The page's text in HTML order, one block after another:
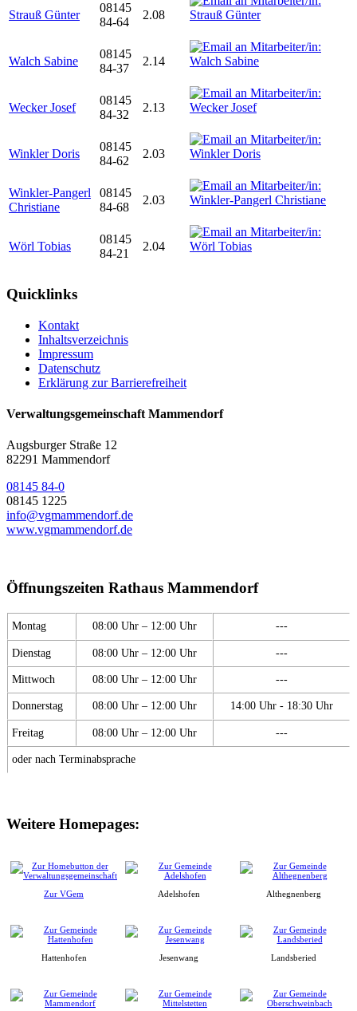
Strauß Günter
08145
84-64
2.08
Walch Sabine
08145
84-37
2.14
Wecker Josef
08145
84-32
2.13
Winkler Doris
08145
84-62
2.03
Winkler-Pangerl
Christiane
08145
84-68
2.03
Wörl Tobias
08145
84-21
2.04
Quicklinks
Kontakt
Inhaltsverzeichnis
Impressum
Datenschutz
Erklärung zur Barrierefreiheit
Verwaltungsgemeinschaft Mammendorf
Augsburger Straße 12
82291 Mammendorf
08145 84-0
08145 1225
info@vgmammendorf.de
www.vgmammendorf.de
Öffnungszeiten Rathaus Mammendorf
Montag 08:00 Uhr – 12:00 Uhr ---
Dienstag 08:00 Uhr – 12:00 Uhr ---
Mittwoch 08:00 Uhr – 12:00 Uhr ---
Donnerstag 08:00 Uhr – 12:00 Uhr 14:00 Uhr - 18:30 Uhr
Freitag 08:00 Uhr – 12:00 Uhr ---
oder nach Terminabsprache
Weitere Homepages:
Zur VGem Adelshofen Althegnenberg
Hattenhofen Jesenwang Landsberied